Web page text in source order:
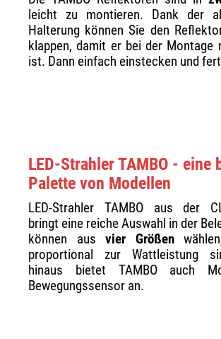
leicht zu montieren. Dank der
Halterung können Sie den
klappen, damit er bei der Montage
ist. Dann einfach einstecken und
LED-Strahler TAMBO - eine
Palette von Modellen
LED-Strahler TAMBO aus der
bringt eine reiche Auswahl in der
können aus vier Größen
proportional zur Wattleistung
hinaus bietet TAMBO auch
Bewegungssensor an.